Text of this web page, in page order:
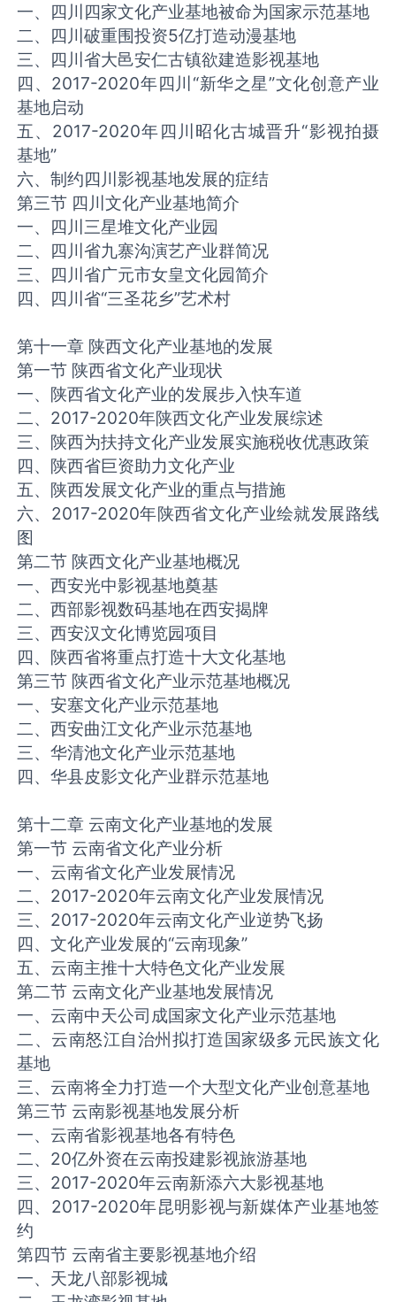
一、四川四家文化产业基地被命为国家示范基地
二、四川破重围投资5亿打造动漫基地
三、四川省大邑安仁古镇欲建造影视基地
四、2017-2020年四川“新华之星”文化创意产业
基地启动
五、2017-2020年四川昭化古城晋升“影视拍摄
基地”
六、制约四川影视基地发展的症结
第三节 四川文化产业基地简介
一、四川三星堆文化产业园
二、四川省九寨沟演艺产业群简况
三、四川省广元市女皇文化园简介
四、四川省“三圣花乡”艺术村
第十一章 陕西文化产业基地的发展
第一节 陕西省文化产业现状
一、陕西省文化产业的发展步入快车道
二、2017-2020年陕西文化产业发展综述
三、陕西为扶持文化产业发展实施税收优惠政策
四、陕西省巨资助力文化产业
五、陕西发展文化产业的重点与措施
六、2017-2020年陕西省文化产业绘就发展路线
图
第二节 陕西文化产业基地概况
一、西安光中影视基地奠基
二、西部影视数码基地在西安揭牌
三、西安汉文化博览园项目
四、陕西省将重点打造十大文化基地
第三节 陕西省文化产业示范基地概况
一、安塞文化产业示范基地
二、西安曲江文化产业示范基地
三、华清池文化产业示范基地
四、华县皮影文化产业群示范基地
第十二章 云南文化产业基地的发展
第一节 云南省文化产业分析
一、云南省文化产业发展情况
二、2017-2020年云南文化产业发展情况
三、2017-2020年云南文化产业逆势飞扬
四、文化产业发展的“云南现象”
五、云南主推十大特色文化产业发展
第二节 云南文化产业基地发展情况
一、云南中天公司成国家文化产业示范基地
二、云南怒江自治州拟打造国家级多元民族文化
基地
三、云南将全力打造一个大型文化产业创意基地
第三节 云南影视基地发展分析
一、云南省影视基地各有特色
二、20亿外资在云南投建影视旅游基地
三、2017-2020年云南新添六大影视基地
四、2017-2020年昆明影视与新媒体产业基地签
约
第四节 云南省主要影视基地介绍
一、天龙八部影视城